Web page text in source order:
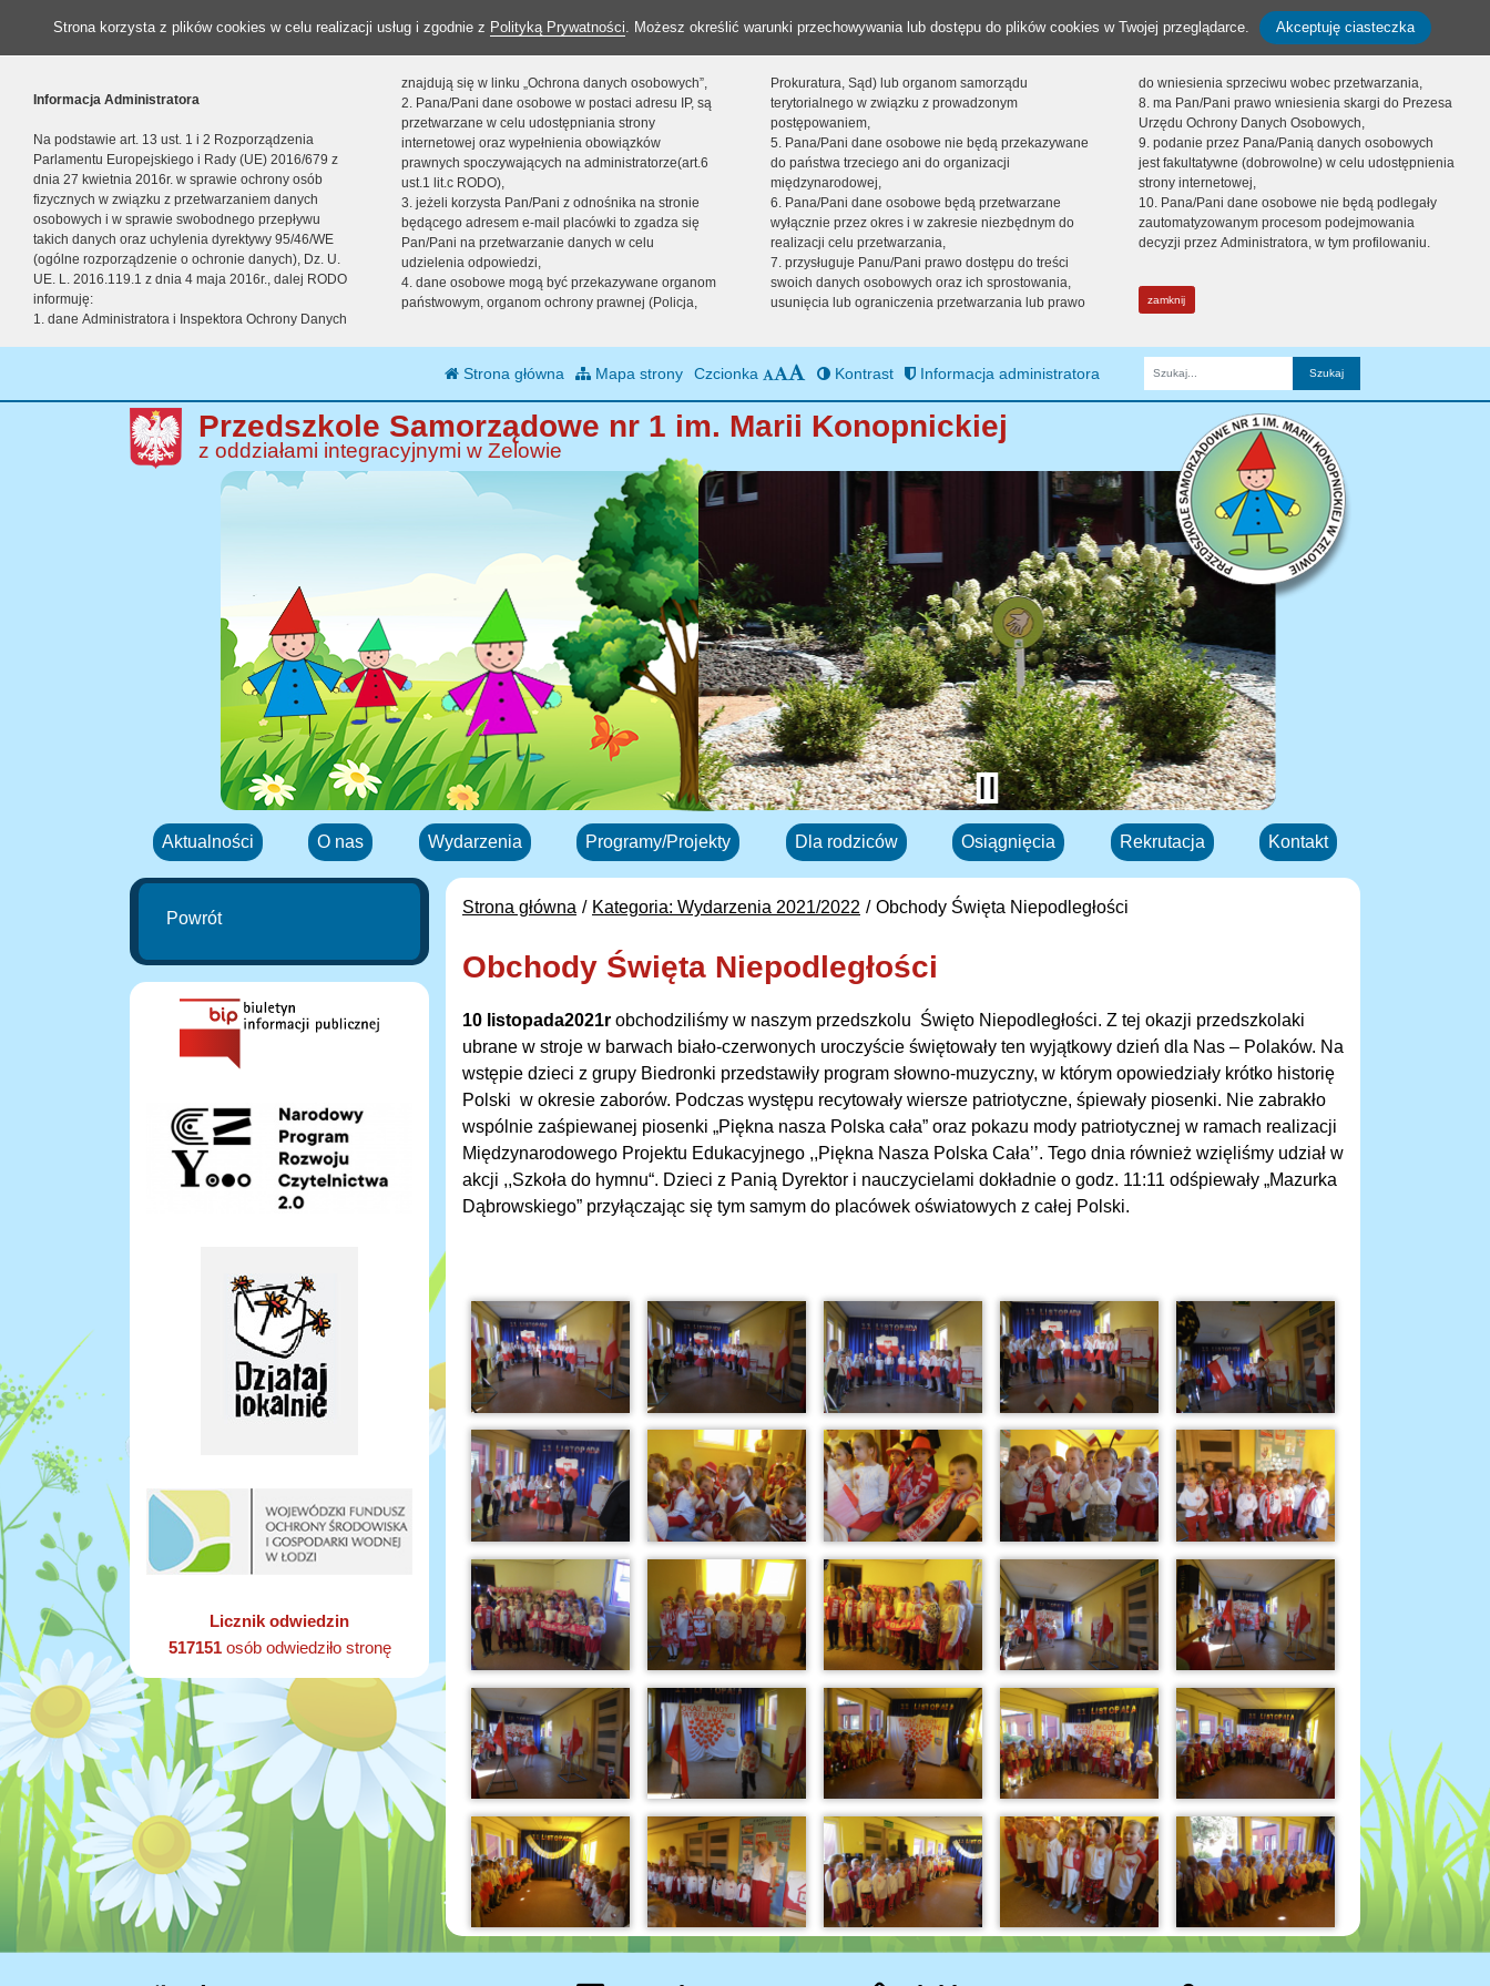
Strona korzysta z plików cookies w celu realizacji usług i zgodnie z Polityką Prywatności. Możesz określić warunki przechowywania lub dostępu do plików cookies w Twojej przeglądarce. Akceptuję ciasteczka
Informacja Administratora
Na podstawie art. 13 ust. 1 i 2 Rozporządzenia
Parlamentu Europejskiego i Rady (UE) 2016/679 z
dnia 27 kwietnia 2016r. w sprawie ochrony osób
fizycznych w związku z przetwarzaniem danych
osobowych i w sprawie swobodnego przepływu
takich danych oraz uchylenia dyrektywy 95/46/WE
(ogólne rozporządzenie o ochronie danych), Dz. U.
UE. L. 2016.119.1 z dnia 4 maja 2016r., dalej RODO
informuję:
1. dane Administratora i Inspektora Ochrony Danych
znajdują się w linku „Ochrona danych osobowych”,
2. Pana/Pani dane osobowe w postaci adresu IP, są
przetwarzane w celu udostępniania strony
internetowej oraz wypełnienia obowiązków
prawnych spoczywających na administratorze(art.6
ust.1 lit.c RODO),
3. jeżeli korzysta Pan/Pani z odnośnika na stronie
będącego adresem e-mail placówki to zgadza się
Pan/Pani na przetwarzanie danych w celu
udzielenia odpowiedzi,
4. dane osobowe mogą być przekazywane organom
państwowym, organom ochrony prawnej (Policja,
Prokuratura, Sąd) lub organom samorządu
terytorialnego w związku z prowadzonym
postępowaniem,
5. Pana/Pani dane osobowe nie będą przekazywane
do państwa trzeciego ani do organizacji
międzynarodowej,
6. Pana/Pani dane osobowe będą przetwarzane
wyłącznie przez okres i w zakresie niezbędnym do
realizacji celu przetwarzania,
7. przysługuje Panu/Pani prawo dostępu do treści
swoich danych osobowych oraz ich sprostowania,
usunięcia lub ograniczenia przetwarzania lub prawo
do wniesienia sprzeciwu wobec przetwarzania,
8. ma Pan/Pani prawo wniesienia skargi do Prezesa
Urzędu Ochrony Danych Osobowych,
9. podanie przez Pana/Panią danych osobowych
jest fakultatywne (dobrowolne) w celu udostępnienia
strony internetowej,
10. Pana/Pani dane osobowe nie będą podlegały
zautomatyzowanym procesom podejmowania
decyzji przez Administratora, w tym profilowaniu.
zamknij
Strona główna Mapa strony Czcionka Kontrast Informacja administratora
Fraza
Przedszkole Samorządowe nr 1 im. Marii Konopnickiej
z oddziałami integracyjnymi w Zelowie
Aktualności O nas Wydarzenia Programy/Projekty Dla rodziców Osiągnięcia Rekrutacja Kontakt
Strona główna Kategoria: Wydarzenia 2021/2022 Obchody Święta Niepodległości
Obchody Święta Niepodległości
10 listopada2021r obchodziliśmy w naszym przedszkolu Święto Niepodległości. Z tej okazji przedszkolaki
ubrane w stroje w barwach biało-czerwonych uroczyście świętowały ten wyjątkowy dzień dla Nas – Polaków. Na
wstępie dzieci z grupy Biedronki przedstawiły program słowno-muzyczny, w którym opowiedziały krótko historię
Polski w okresie zaborów. Podczas występu recytowały wiersze patriotyczne, śpiewały piosenki. Nie zabrakło
wspólnie zaśpiewanej piosenki „Piękna nasza Polska cała” oraz pokazu mody patriotycznej w ramach realizacji
Międzynarodowego Projektu Edukacyjnego ,,Piękna Nasza Polska Cała’’. Tego dnia również wzięliśmy udział w
akcji ,,Szkoła do hymnu“. Dzieci z Panią Dyrektor i nauczycielami dokładnie o godz. 11:11 odśpiewały „Mazurka
Dąbrowskiego” przyłączając się tym samym do placówek oświatowych z całej Polski.
Powrót
Licznik odwiedzin
517151osób odwiedziło stronę